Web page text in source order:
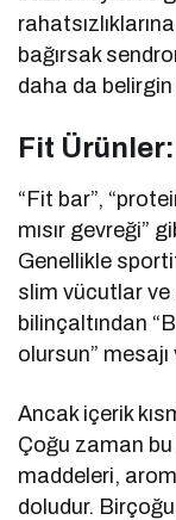
bağırsak
daha da belirgin
Fit Ürünler:
“Fit bar”,
mısır gevreği”
Genellikle
slim vücutlar ve
bilinçaltından
olursun” mesajı
Ancak içerik
Çoğu zaman bu
maddeleri,
doludur.